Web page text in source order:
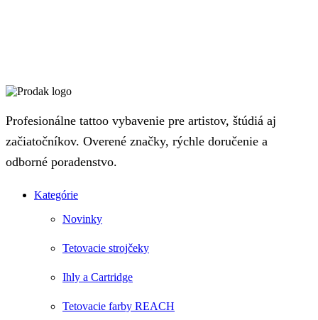
Profesionálne tattoo vybavenie pre artistov, štúdiá aj
začiatočníkov. Overené značky, rýchle doručenie a
odborné poradenstvo.
Kategórie
Novinky
Tetovacie strojčeky
Ihly a Cartridge
Tetovacie farby REACH